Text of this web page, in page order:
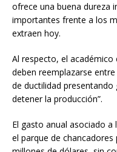
ofrece una buena dureza
importantes frente a los
extraen hoy.
Al respecto, el
deben reemplazarse
de ductilidad
detener la producción”.
El gasto anual asociado
el parque de